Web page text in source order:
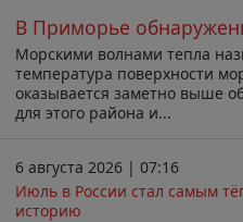
В Приморье
Морскими волнами тепла
температура поверхности
оказывается заметно выше
для этого района и...
6 августа 2026 | 07:16
Июль в России стал самым
историю